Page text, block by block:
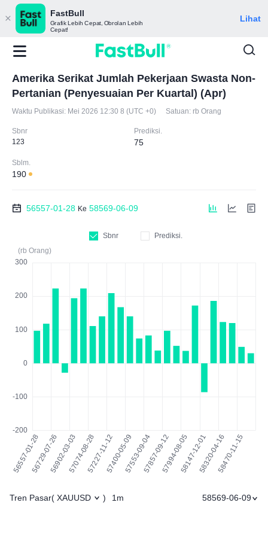
FastBull
Grafik Lebih Cepat, Obrolan Lebih
Cepat!
Lihat
Amerika Serikat Jumlah Pekerjaan Swasta Non-
Pertanian (Penyesuaian Per Kuartal) (Apr)
Waktu Publikasi: Mei 2026 12:30 8 (UTC +0) Satuan: rb Orang
Sbnr
123
Prediksi.
75
Sblm.
190
56557-01-28 Ke 58569-06-09
Sbnr
Prediksi.
(rb Orang)
Tren Pasar( XAUUSD ) 1m 58569-06-09